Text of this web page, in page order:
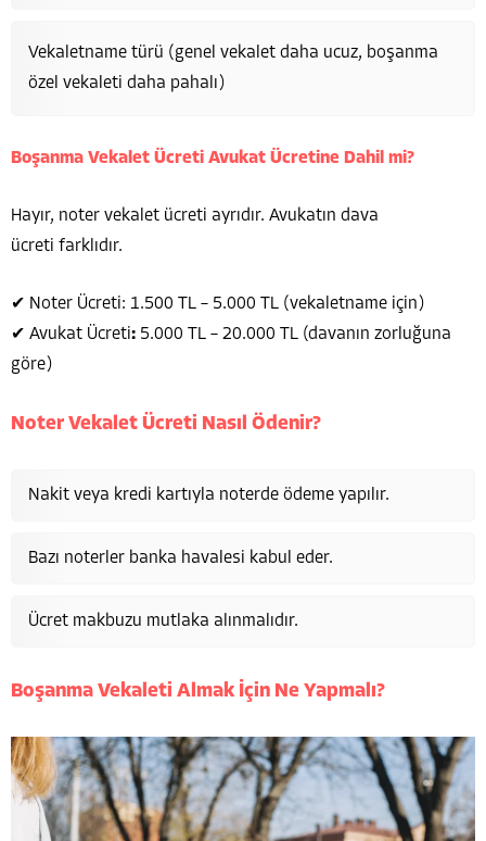
Vekaletname türü (genel vekalet daha ucuz, boşanma
özel vekaleti daha pahalı)
Boşanma Vekalet Ücreti Avukat Ücretine Dahil mi?
Hayır, noter vekalet ücreti ayrıdır. Avukatın dava
ücreti farklıdır.
✔ Noter Ücreti: 1.500 TL – 5.000 TL (vekaletname için)
✔ Avukat Ücreti: 5.000 TL – 20.000 TL (davanın zorluğuna
göre)
Noter Vekalet Ücreti Nasıl Ödenir?
Nakit veya kredi kartıyla noterde ödeme yapılır.
Bazı noterler banka havalesi kabul eder.
Ücret makbuzu mutlaka alınmalıdır.
Boşanma Vekaleti Almak İçin Ne Yapmalı?